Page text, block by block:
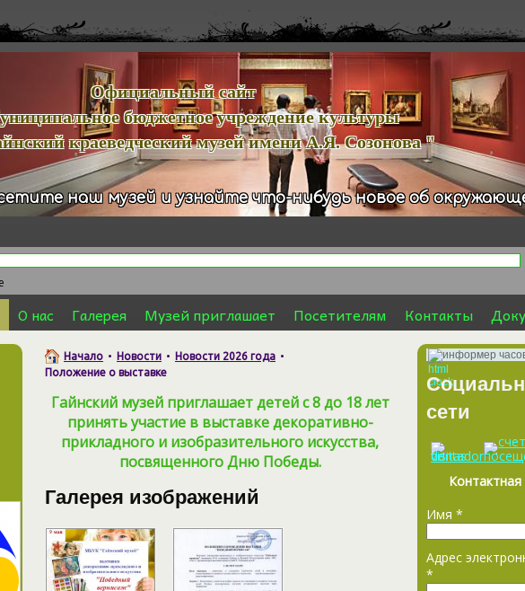
сайт
бюджетное учреждение культуры
краеведческий музей имени А.Я. Созонова "
наш музей и узнайте что-нибудь новое об
О нас Галерея Музей приглашает Посетителям Контакты
информер
сети
Имя *
Адрес
*
Начало • Новости • Новости 2026 года •
Положение о выставке
Гайнский музей приглашает детей с 8 до 18 лет
принять участие в выставке декоративно-
прикладного и изобразительного искусства,
посвященного Дню Победы.
Галерея изображений